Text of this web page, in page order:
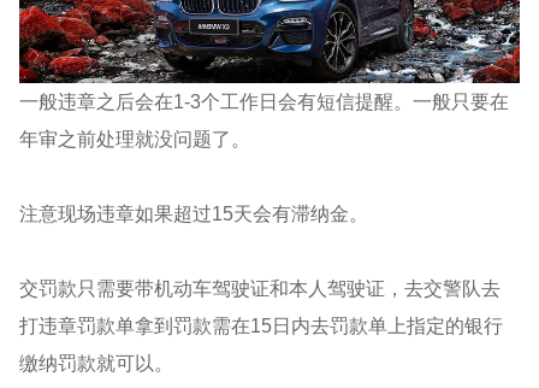
一般违章之后会在1-3个工作日会有短信提醒。一般只要在
年审之前处理就没问题了。
注意现场违章如果超过15天会有滞纳金。
交罚款只需要带机动车驾驶证和本人驾驶证，去交警队去
打违章罚款单拿到罚款需在15日内去罚款单上指定的银行
缴纳罚款就可以。